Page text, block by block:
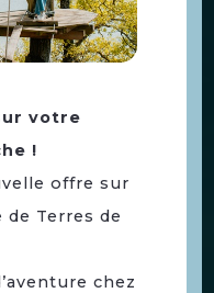
votre
!
offre sur
Terres de
chez